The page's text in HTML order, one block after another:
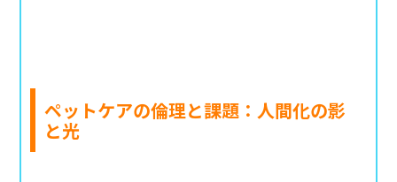
ペットケアの倫理と課題：人間化の影
と光